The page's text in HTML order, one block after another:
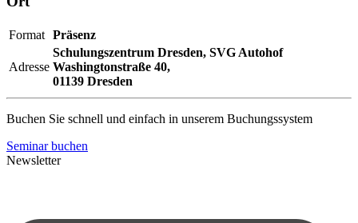
Format Präsenz
Adresse
Schulungszentrum Dresden, SVG Autohof
Washingtonstraße 40,
01139 Dresden
Buchen Sie schnell und einfach in unserem Buchungssystem
Seminar buchen
Newsletter